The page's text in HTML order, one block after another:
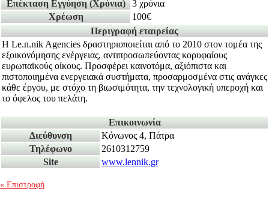
Επέκταση Εγγύηση (Χρόνια)
3 χρόνια
Χρέωση
100€
Περιγραφή εταιρείας
Η Le.n.nik Agencies δραστηριοποιείται από το 2010 στον τομέα της
εξοικονόμησης ενέργειας, αντιπροσωπεύοντας κορυφαίους
ευρωπαϊκούς οίκους. Προσφέρει καινοτόμα, αξιόπιστα και
πιστοποιημένα ενεργειακά συστήματα, προσαρμοσμένα στις ανάγκες
κάθε έργου, με στόχο τη βιωσιμότητα, την τεχνολογική υπεροχή και
το όφελος του πελάτη.
Επικοινωνία
Διεύθυνση
Κόνωνος 4, Πάτρα
Τηλέφωνο
2610312759
Site
www.lennik.gr
« Επιστροφή